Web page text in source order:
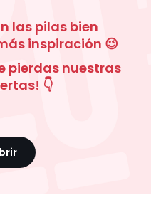
las pilas bien
inspiración 😉
pierdas nuestras
👇